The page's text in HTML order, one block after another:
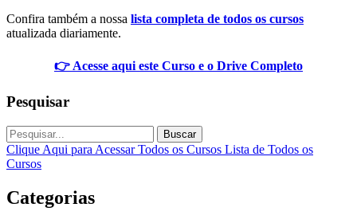
Confira também a nossa lista completa de todos os cursos
atualizada diariamente.
👉 Acesse aqui este Curso e o Drive Completo
Pesquisar
Buscar
Clique Aqui para Acessar Todos os Cursos Lista de Todos os
Cursos
Categorias